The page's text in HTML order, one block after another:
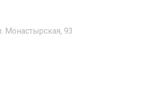
Монастырская, 93